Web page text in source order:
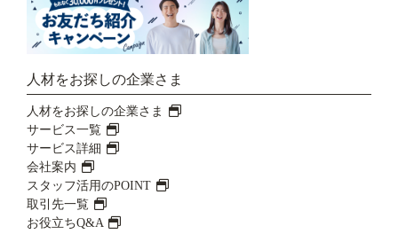
人材をお探しの企業さま
人材をお探しの企業さま
サービス一覧
サービス詳細
会社案内
スタッフ活用のPOINT
取引先一覧
お役立ちQ&A